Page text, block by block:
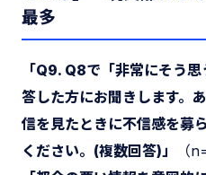
最多
「Q9. Q8で「非常にそう
答した方にお聞きします。
信を見たときに不信感を募
ください。(複数回答)」
（